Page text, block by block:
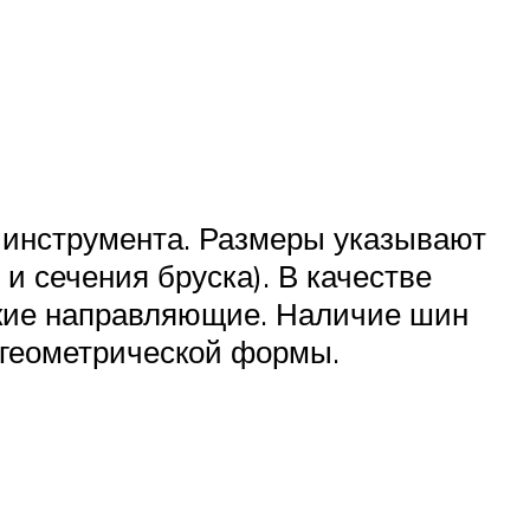
Размеры указывают
сечения бруска). В качестве
направляющие. Наличие шин
формы.